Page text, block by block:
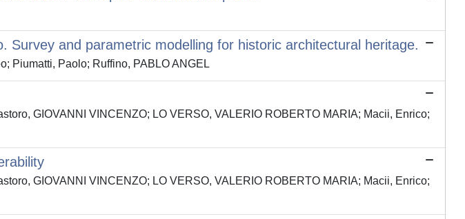
and parametric modelling for historic architectural heritage.
Piumatti, Paolo; Ruffino, PABLO ANGEL
GIOVANNI VINCENZO; LO VERSO, VALERIO ROBERTO MARIA; Macii, Enrico;
GIOVANNI VINCENZO; LO VERSO, VALERIO ROBERTO MARIA; Macii, Enrico;